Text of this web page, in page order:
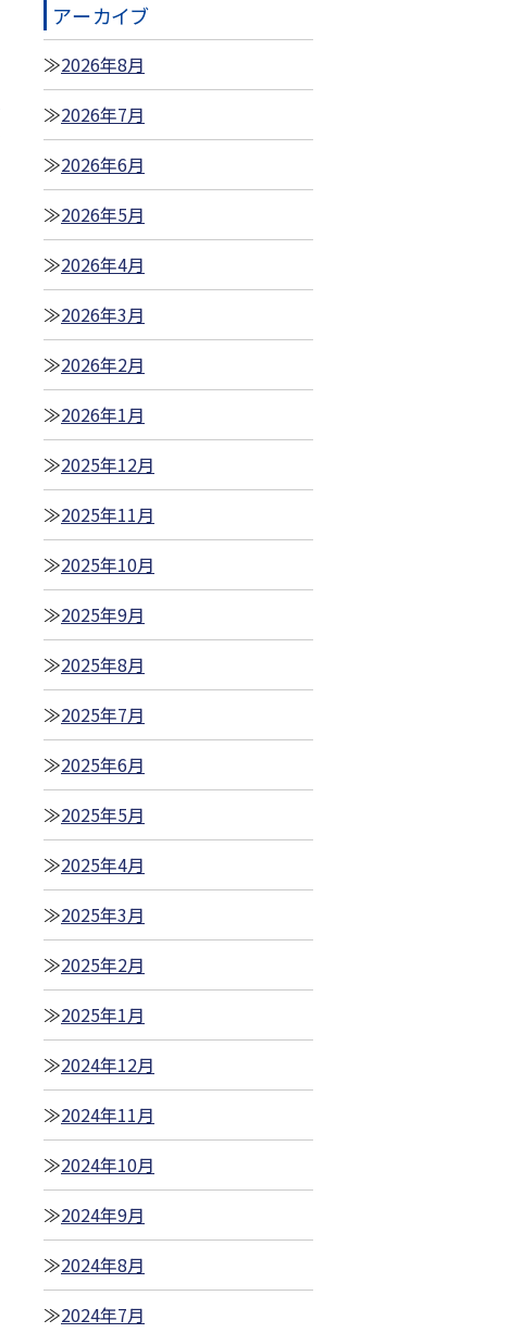
アーカイブ
2026年8月
2026年7月
2026年6月
2026年5月
2026年4月
2026年3月
2026年2月
2026年1月
2025年12月
2025年11月
2025年10月
2025年9月
2025年8月
2025年7月
2025年6月
2025年5月
2025年4月
2025年3月
2025年2月
2025年1月
2024年12月
2024年11月
2024年10月
2024年9月
2024年8月
2024年7月